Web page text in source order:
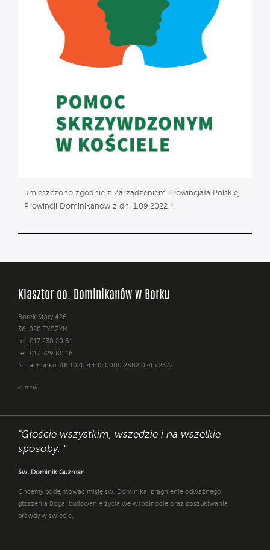
umieszczono zgodnie z Zarządzeniem Prowincjała Polskiej
Prowincji Dominikanów z dn. 1.09.2022 r.
Klasztor oo. Dominikanów w Borku
Borek Stary 426
36-020 TYCZYN
tel. 017 230 20 61
tel. 017 229 80 16
Nr rachunku: 46 1020 4405 0000 2802 0245 2373
e-mail
"Głoście wszystkim, wszędzie i na wszelkie
sposoby. "
Św. Dominik Guzman
Chcemy podejmować misję św. Dominika: pragnienie odważnego
głoszenia Boga, budowanie życia we wspólnocie oraz poszukiwania
prawdy w świecie.